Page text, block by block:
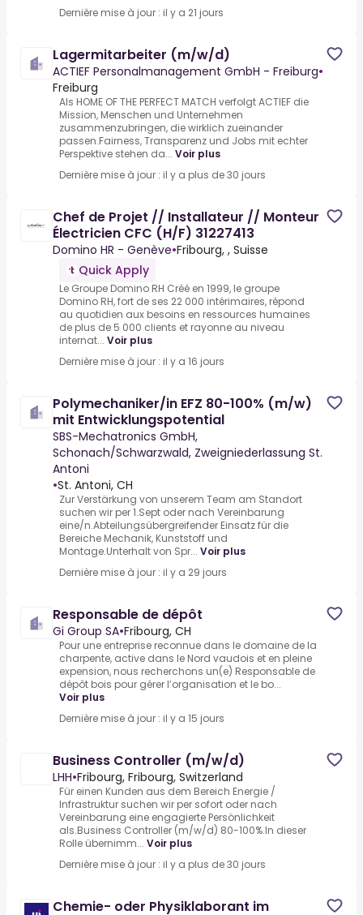
Dernière mise à jour : il y a 21 jours
Lagermitarbeiter (m/w/d)
ACTIEF Personalmanagement GmbH - Freiburg•
Freiburg
Als HOME OF THE PERFECT MATCH verfolgt ACTIEF die
Mission, Menschen und Unternehmen
zusammenzubringen, die wirklich zueinander
passen.Fairness, Transparenz und Jobs mit echter
Perspektive stehen da... Voir plus
Dernière mise à jour : il y a plus de 30 jours
Chef de Projet // Installateur // Monteur
Électricien CFC (H/F) 31227413
Domino HR - Genève•Fribourg, , Suisse
Quick Apply
Le Groupe Domino RH Créé en 1999, le groupe
Domino RH, fort de ses 22 000 intérimaires, répond
au quotidien aux besoins en ressources humaines
de plus de 5 000 clients et rayonne au niveau
internat... Voir plus
Dernière mise à jour : il y a 16 jours
Polymechaniker/in EFZ 80-100% (m/w)
mit Entwicklungspotential
SBS-Mechatronics GmbH,
Schonach/Schwarzwald, Zweigniederlassung St.
Antoni
•St. Antoni, CH
Zur Verstärkung von unserem Team am Standort
suchen wir per 1.Sept oder nach Vereinbarung
eine/n.Abteilungsübergreifender Einsatz für die
Bereiche Mechanik, Kunststoff und
Montage.Unterhalt von Spr... Voir plus
Dernière mise à jour : il y a 29 jours
Responsable de dépôt
Gi Group SA•Fribourg, CH
Pour une entreprise reconnue dans le domaine de la
charpente, active dans le Nord vaudois et en pleine
expension, nous recherchons un(e) Responsable de
dépôt bois pour gérer l’organisation et le bo...
Voir plus
Dernière mise à jour : il y a 15 jours
Business Controller (m/w/d)
LHH•Fribourg, Fribourg, Switzerland
Für einen Kunden aus dem Bereich Energie /
Infrastruktur suchen wir per sofort oder nach
Vereinbarung eine engagierte Persönlichkeit
als.Business Controller (m/w/d) 80-100%.In dieser
Rolle übernimm... Voir plus
Dernière mise à jour : il y a plus de 30 jours
Chemie- oder Physiklaborant im